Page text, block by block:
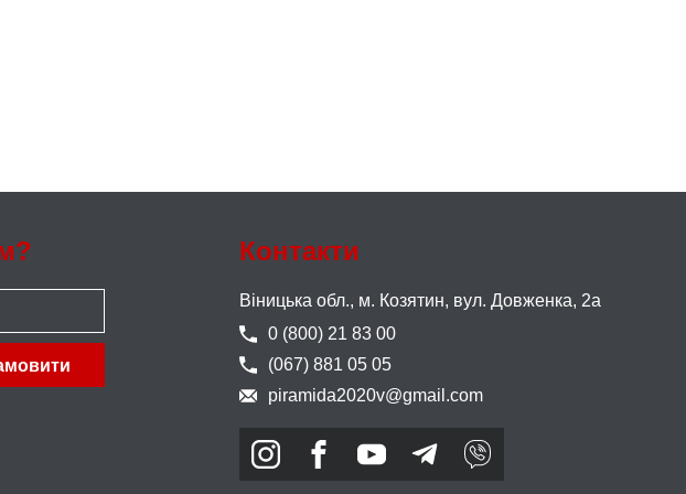
Контакти
Віницька обл., м. Козятин, вул. Довженка, 2а
0 (800) 21 83 00
(067) 881 05 05
piramida2020v@gmail.com